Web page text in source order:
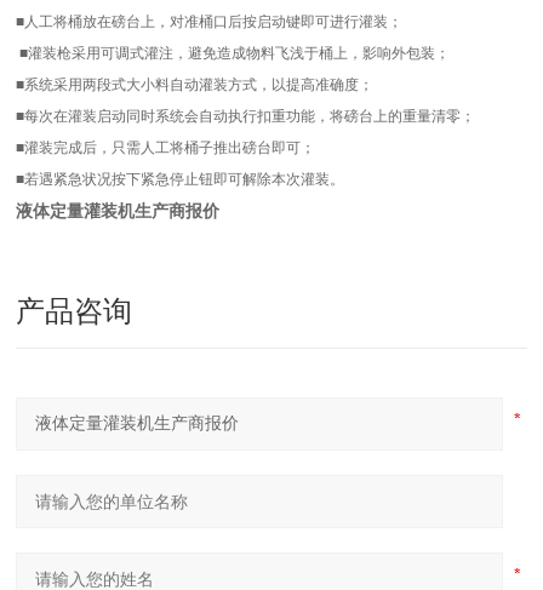
■人工将桶放在磅台上，对准桶口后按启动键即可进行灌装；
■灌装枪采用可调式灌注，避免造成物料飞浅于桶上，影响外包装；
■系统采用两段式大小料自动灌装方式，以提高准确度；
■每次在灌装启动同时系统会自动执行扣重功能，将磅台上的重量清零；
■灌装完成后，只需人工将桶子推出磅台即可；
■若遇紧急状况按下紧急停止钮即可解除本次灌装。
液体定量灌装机生产商报价
产品咨询